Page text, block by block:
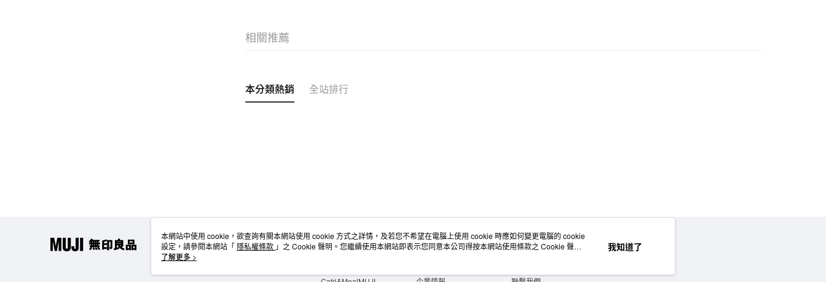
相關推薦
本分類熱銷 全站排行
店舖情報
門市服務
空間改造企劃服務
大宗採購
會員服務
人才招募
本網站中使用 cookie，欲查詢有關本網站使用 cookie 方式之詳情，及若您不希望在電腦上使用 cookie 時應如何變更電腦的 cookie
設定，請參閱本網站「 隱私權條款 」之 Cookie 聲明。您繼續使用本網站即表示您同意本公司得按本網站使用條款之 Cookie 聲明
使用 cookie。
了解更多 >
我知道了